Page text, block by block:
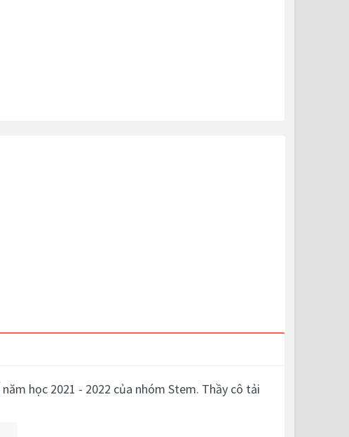
năm học 2021 - 2022 của nhóm Stem. Thầy cô tải